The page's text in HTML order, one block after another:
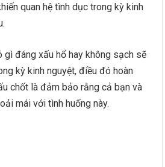
quan hệ tình dục trong kỳ kinh
gì đáng xấu hổ hay không sạch sẽ
kỳ kinh nguyệt, điều đó hoàn
chốt là đảm bảo rằng cả bạn và
mái với tình huống này.